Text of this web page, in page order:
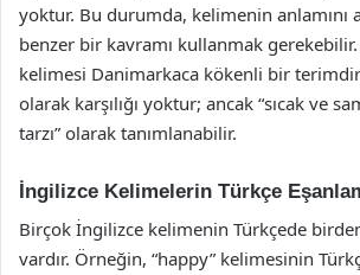
yoktur. Bu durumda, kelimenin anlamını
benzer bir kavramı kullanmak
kelimesi Danimarkaca kökenli bir
olarak karşılığı yoktur; ancak “sıcak ve
tarzı” olarak tanımlanabilir.
İngilizce Kelimelerin Türkçe
Birçok İngilizce kelimenin Türkçede
vardır. Örneğin, “happy” kelimesinin